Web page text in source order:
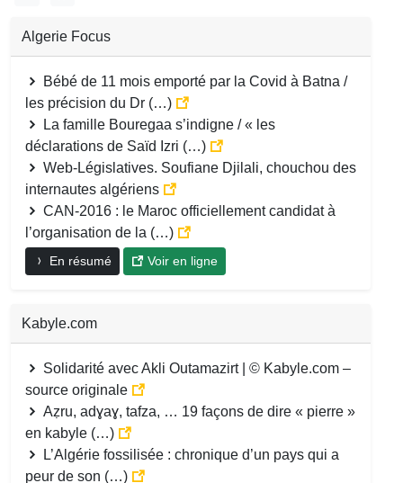
Algerie Focus
Bébé de 11 mois emporté par la Covid à Batna /
les précision du Dr (…)
La famille Bouregaa s’indigne / « les
déclarations de Saïd Izri (…)
Web-Législatives. Soufiane Djilali, chouchou des
internautes algériens
CAN-2016 : le Maroc officiellement candidat à
l’organisation de la (…)
En résumé Voir en ligne
Kabyle.com
Solidarité avec Akli Outamazirt | © Kabyle.com –
source originale
Aẓru, adɣaɣ, tafza, … 19 façons de dire « pierre »
en kabyle (…)
L’Algérie fossilisée : chronique d’un pays qui a
peur de son (…)